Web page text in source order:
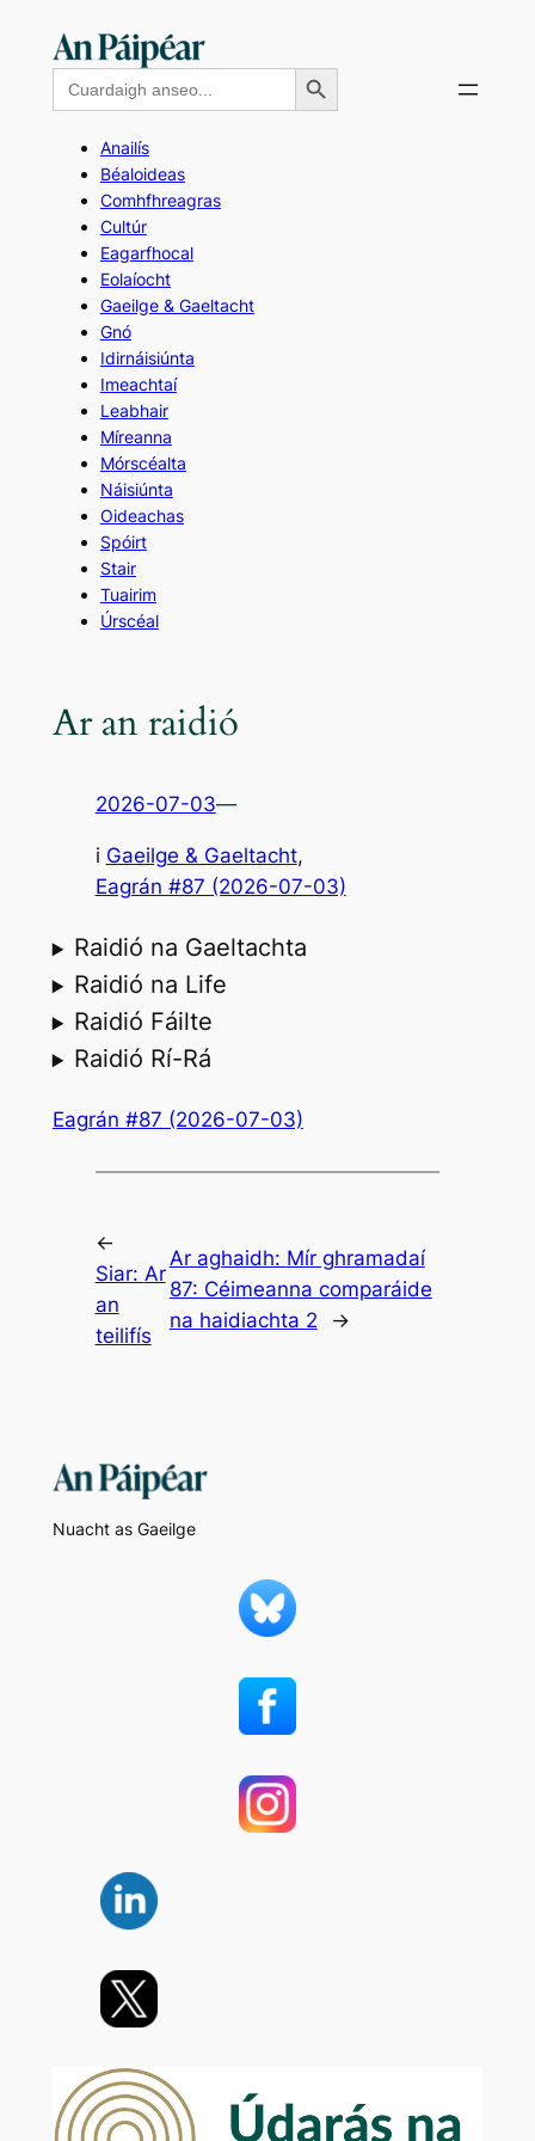
contentSearch
for:
Search Button
Anailís
Béaloideas
Comhfhreagras
Cultúr
Eagarfhocal
Eolaíocht
Gaeilge & Gaeltacht
Gnó
Idirnáisiúnta
Imeachtaí
Leabhair
Míreanna
Mórscéalta
Náisiúnta
Oideachas
Spóirt
Stair
Tuairim
Úrscéal
Ar an raidió
2026-07-03—
i Gaeilge & Gaeltacht,
Eagrán #87 (2026-07-03)
Raidió na Gaeltachta
Raidió na Life
Raidió Fáilte
Raidió Rí-Rá
Eagrán #87 (2026-07-03)
←
Siar: Ar
an
teilifís
Ar aghaidh: Mír ghramadaí
87: Céimeanna comparáide
na haidiachta 2
→
Nuacht as Gaeilge